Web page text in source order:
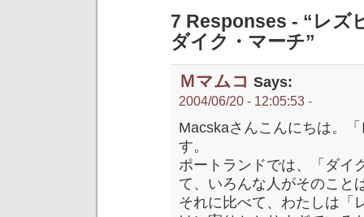
7 Responses - “レズ
ダイク・マーチ”
Ｍマムコ Says:
2004/06/20 - 12:05:53 -
Macskaさんこんにちは。
す。
ポートランドでは、「ダイ
て、いろんな人がそのこと
それに比べて、わたしは「